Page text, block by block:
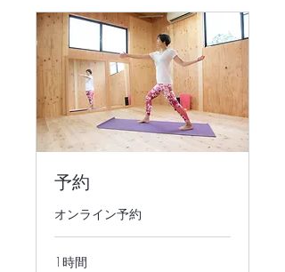
予約
オンライン予約
1時間